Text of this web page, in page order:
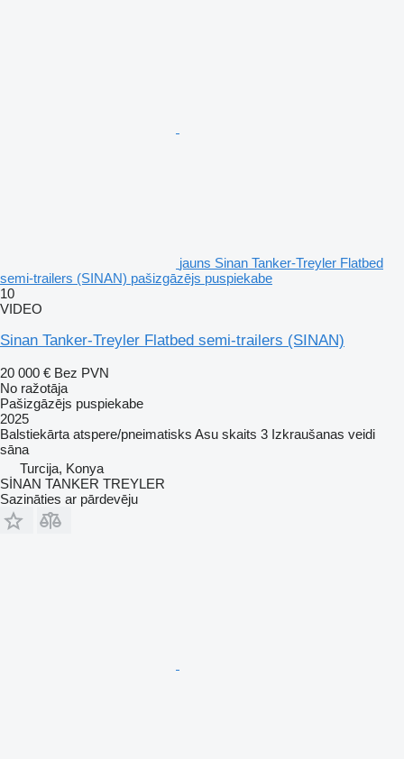
jauns Sinan Tanker-Treyler Flatbed
semi-trailers (SINAN) pašizgāzējs puspiekabe
10
VIDEO
Sinan Tanker-Treyler Flatbed semi-trailers (SINAN)
20 000 € Bez PVN
No ražotāja
Pašizgāzējs puspiekabe
2025
Balstiekārta atspere/pneimatisks Asu skaits 3 Izkraušanas veidi
sāna
Turcija, Konya
SİNAN TANKER TREYLER
Sazināties ar pārdevēju